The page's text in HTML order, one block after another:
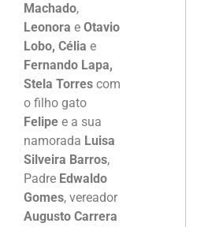
Machado,
Leonora e Otavio
Lobo, Célia e
Fernando Lapa,
Stela Torres com
o filho gato
Felipe e a sua
namorada Luisa
Silveira Barros,
Padre Edwaldo
Gomes, vereador
Augusto Carrera